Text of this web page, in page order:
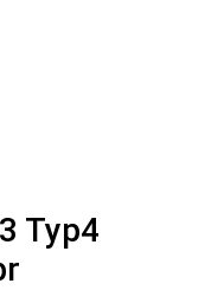
Typ4